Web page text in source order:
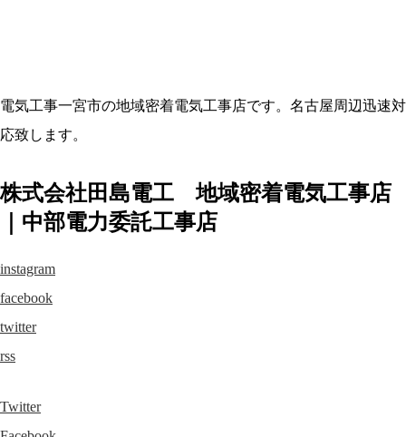
電気工事一宮市の地域密着電気工事店です。名古屋周辺迅速対
応致します。
株式会社田島電工 地域密着電気工事店
｜中部電力委託工事店
instagram
facebook
twitter
rss
Twitter